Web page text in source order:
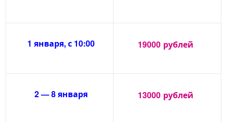
1 января, с 10:00 19000 рублей
2 — 8 января 13000 рублей